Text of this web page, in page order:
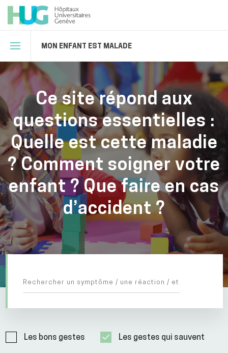
MON ENFANT EST MALADE
Ce site répond aux
questions essentielles :
Quelle est cette maladie
? Comment soigner votre
enfant ? Que faire en cas
d’accident ?
Les bons gestes Les gestes qui sauvent